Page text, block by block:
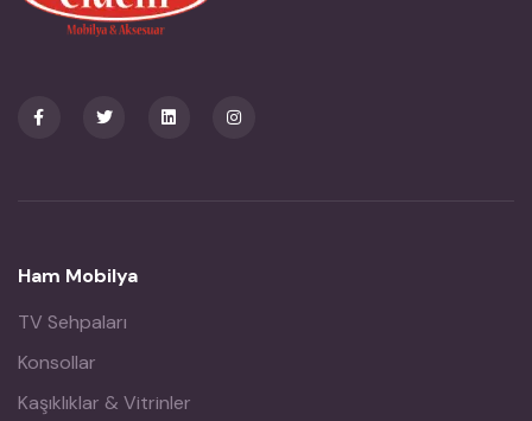
Ham Mobilya
TV Sehpaları
Konsollar
Kaşıklıklar & Vitrinler